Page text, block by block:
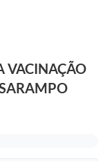
VACINAÇÃO